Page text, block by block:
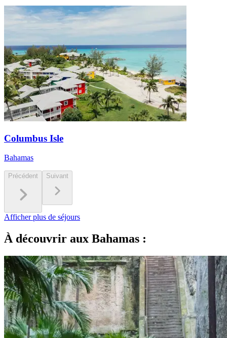
Columbus Isle
Bahamas
Précédent Suivant
Afficher plus de séjours
À découvrir aux Bahamas :